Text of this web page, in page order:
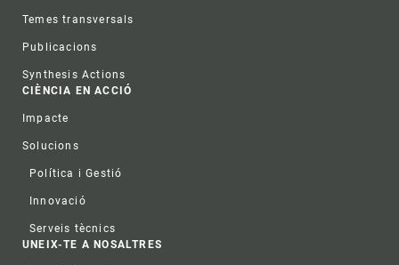
Temes transversals
Publicacions
Synthesis Actions
CIÈNCIA EN ACCIÓ
Impacte
Solucions
Política i Gestió
Innovació
Serveis tècnics
UNEIX-TE A NOSALTRES